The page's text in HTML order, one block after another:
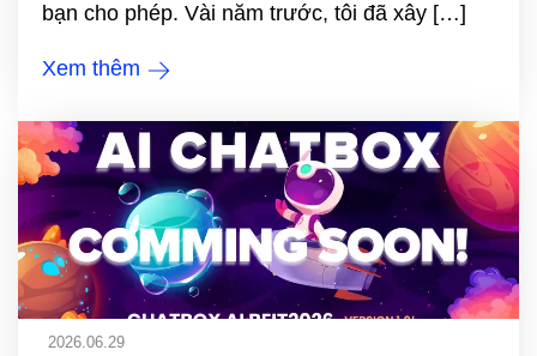
bạn cho phép. Vài năm trước, tôi đã xây […]
Xem thêm
2026.06.29